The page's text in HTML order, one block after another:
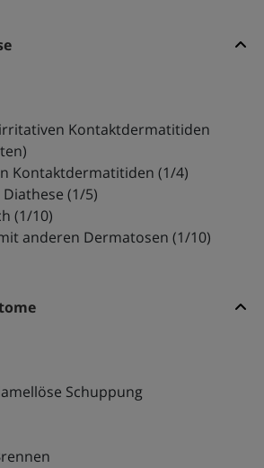
Kontaktdermatitiden
Kontaktdermatitiden (1/4)
(1/5)
(1/10)
anderen Dermatosen (1/10)
Schuppung